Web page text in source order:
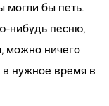
могли бы петь.
нибудь песню,
можно ничего
в нужное время в